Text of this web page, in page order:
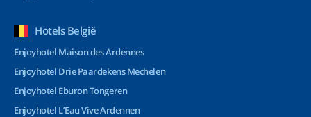
Hotels België
Enjoyhotel Maison des Ardennes
Enjoyhotel Drie Paardekens Mechelen
Enjoyhotel Eburon Tongeren
Enjoyhotel L’Eau Vive Ardennen